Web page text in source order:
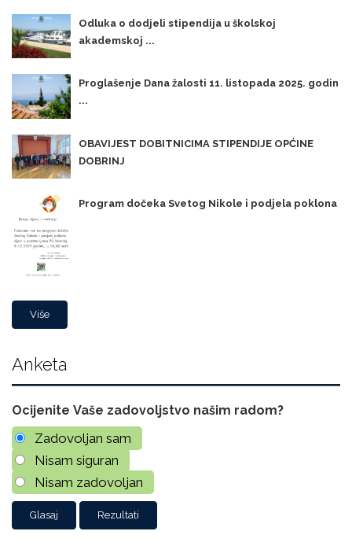
Odluka o dodjeli stipendija u školskoj
akademskoj ...
Proglašenje Dana žalosti 11. listopada 2025. godin
...
OBAVIJEST DOBITNICIMA STIPENDIJE OPĆINE
DOBRINJ
Program dočeka Svetog Nikole i podjela poklona
Više
Anketa
Ocijenite Vaše zadovoljstvo našim radom?
Zadovoljan sam
Nisam siguran
Nisam zadovoljan
Rezultati